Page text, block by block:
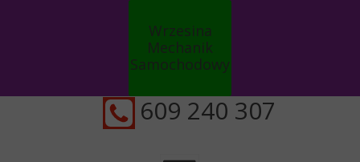
609 240 307
Wrzesina
Mechanik
Samochodowy
Auto serwis